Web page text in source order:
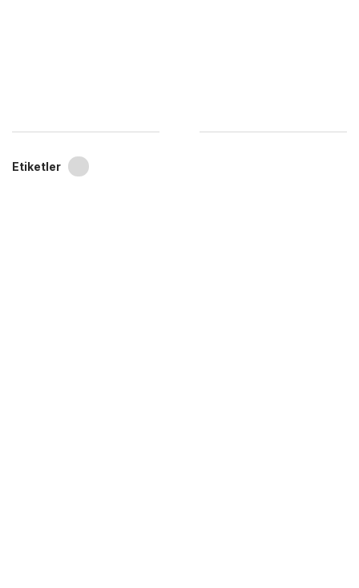
Etiketler